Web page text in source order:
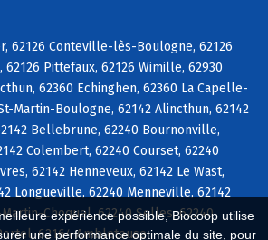
expérience possible, Biocoop utilise
une performance optimale du site, pour
62126 Conteville-lès-Boulogne, 62126
Pittefaux, 62126 Wimille, 62930
62360 Echinghen, 62360 La Capelle-
Martin-Boulogne, 62142 Alincthun, 62142
Bellebrune, 62240 Bournonville,
Colembert, 62240 Courset, 62240
62142 Henneveux, 62142 Le Wast,
Longueville, 62240 Menneville, 62142
Choquel, 62240 Selles, 62240
62164 Ambleteuse